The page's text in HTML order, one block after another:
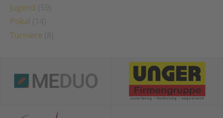
Jugend
Pokal
Turniere